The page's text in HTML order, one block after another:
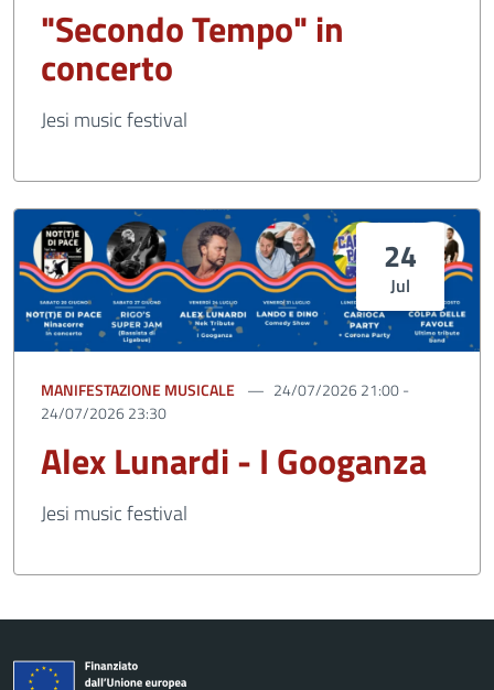
"Secondo Tempo" in
concerto
Jesi music festival
24
Jul
MANIFESTAZIONE MUSICALE
24/07/2026 21:00 -
24/07/2026 23:30
Alex Lunardi - I Googanza
Jesi music festival